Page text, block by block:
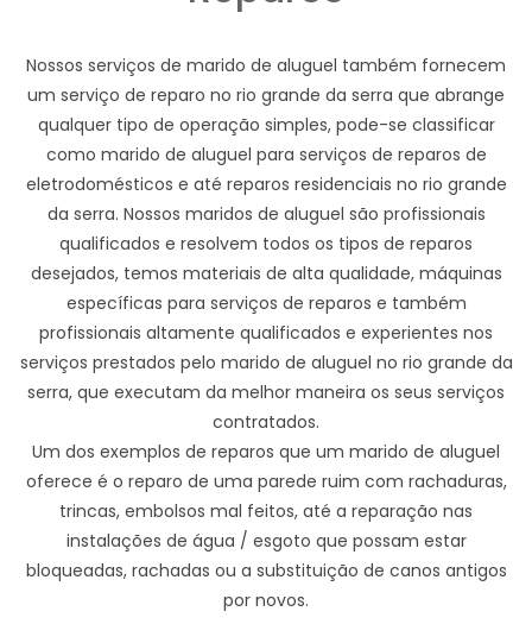
Nossos serviços de marido de aluguel também fornecem
um serviço de reparo no rio grande da serra que abrange
qualquer tipo de operação simples, pode-se classificar
como marido de aluguel para serviços de reparos de
eletrodomésticos e até reparos residenciais no rio grande
da serra. Nossos maridos de aluguel são profissionais
qualificados e resolvem todos os tipos de reparos
desejados, temos materiais de alta qualidade, máquinas
específicas para serviços de reparos e também
profissionais altamente qualificados e experientes nos
serviços prestados pelo marido de aluguel no rio grande da
serra, que executam da melhor maneira os seus serviços
contratados.
Um dos exemplos de reparos que um marido de aluguel
oferece é o reparo de uma parede ruim com rachaduras,
trincas, embolsos mal feitos, até a reparação nas
instalações de água / esgoto que possam estar
bloqueadas, rachadas ou a substituição de canos antigos
por novos.